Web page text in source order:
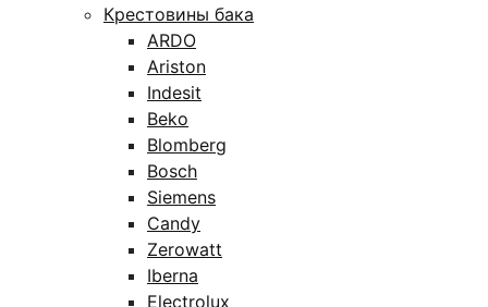
Крестовины бака
ARDO
Ariston
Indesit
Beko
Blomberg
Bosch
Siemens
Candy
Zerowatt
Iberna
Electrolux